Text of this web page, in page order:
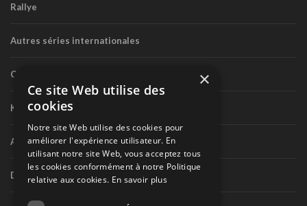
Rallye
Autres séries internationales
Circuit routier canadien
Karting
Autres séries nationales
Divers
×
Ce site Web utilise des
cookies
Notre site Web utilise des cookies pour
améliorer l'expérience utilisateur. En
utilisant notre site Web, vous acceptez tous
les cookies conformément à notre Politique
relative aux cookies. En savoir plus